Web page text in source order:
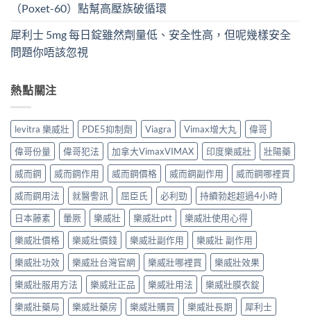
（Poxet-60）點幫高壓族破循環
犀利士 5mg 每日錠雖然劑量低、安全性高，但呢幾樣安全
問題你唔該忽視
熱點關注
levitra 樂威壯 PDE5抑制劑 Viagra Vimax增大丸
偉哥
偉哥份量
偉哥犯法 加拿大VimaxVIMAX 印度樂威壯
壯陽藥
威而鋼
威而鋼作用 威而鋼價格 威而鋼副作用
威而鋼哪裡買
威而鋼用法
就醫警訊 屈臣氏 必利勁
持續勃起超過4小時
日本藤素
暈厥 樂威壯 樂威壯ptt
樂威壯使用心得
樂威壯價格
樂威壯價錢 樂威壯副作用
樂威壯 副作用
樂威壯功效
樂威壯台灣官網 樂威壯哪裡買
樂威壯效果
樂威壯服用方法
樂威壯正品 樂威壯用法
樂威壯膜衣錠
樂威壯藥局
樂威壯藥房 樂威壯購買 樂威壯長期 犀利士